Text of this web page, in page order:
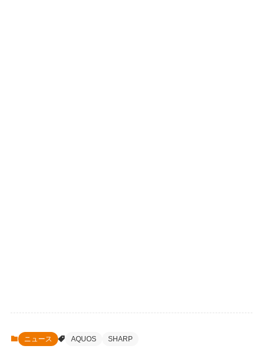
ニュース AQUOS SHARP